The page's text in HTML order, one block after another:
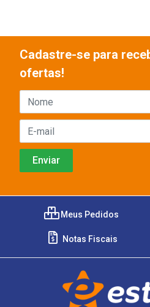
Cadastre-se para
ofertas!
Meus Pedidos
Notas Fiscais